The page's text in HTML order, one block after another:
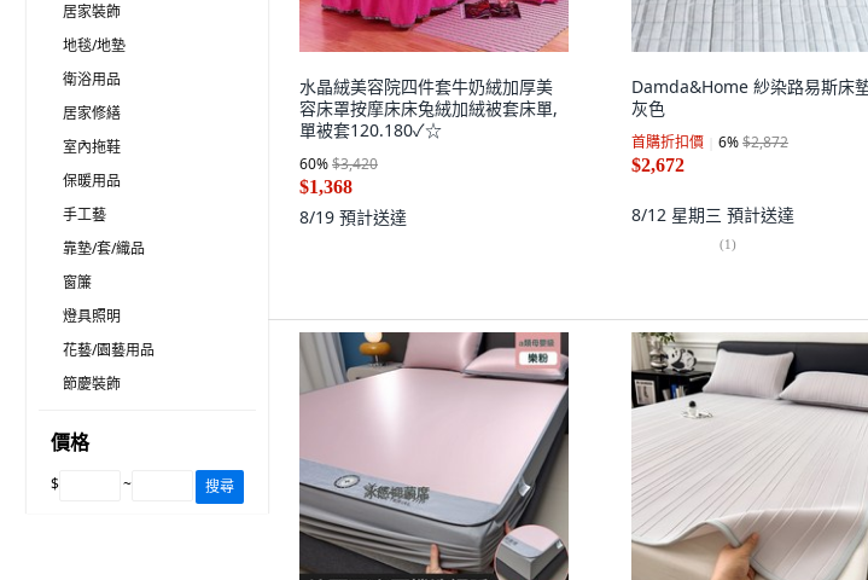
居家裝飾
地毯/地墊
衛浴用品
居家修繕
室內拖鞋
保暖用品
手工藝
靠墊/套/織品
窗簾
燈具照明
花藝/園藝用品
節慶裝飾
價格
$ ~ 搜尋
水晶絨美容院四件套牛奶絨加厚美
容床罩按摩床床兔絨加絨被套床單,
單被套120.180✓☆
60%$3,420
$1,368
8/19 預計送達
Damda&Home 紗染路易斯床
灰色
首購折扣價 6%$2,872
$2,672
8/12 星期三 預計送達
(1)